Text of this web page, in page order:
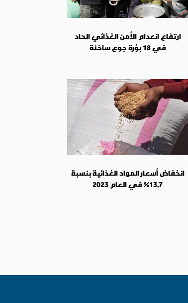
ارتفاع انعدام الأمن الغذائي الحاد
في 18 بؤرة جوع ساخنة
انخفاض أسعار المواد الغذائية بنسبة
13,7% في العام 2023